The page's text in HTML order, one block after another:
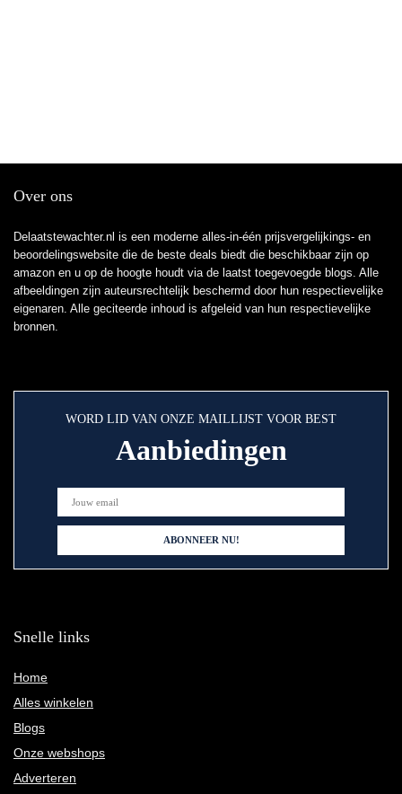
Over ons
Delaatstewachter.nl is een moderne alles-in-één prijsvergelijkings- en
beoordelingswebsite die de beste deals biedt die beschikbaar zijn op
amazon en u op de hoogte houdt via de laatst toegevoegde blogs. Alle
afbeeldingen zijn auteursrechtelijk beschermd door hun respectievelijke
eigenaren. Alle geciteerde inhoud is afgeleid van hun respectievelijke
bronnen.
WORD LID VAN ONZE MAILLIJST VOOR BEST
Aanbiedingen
Snelle links
Home
Alles winkelen
Blogs
Onze webshops
Adverteren